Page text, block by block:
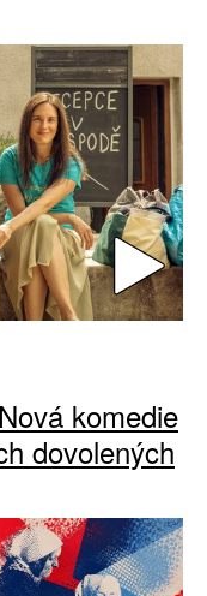
komedie
dovolených